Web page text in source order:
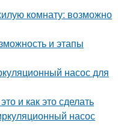
комнату: возможно
и этапы
насос для
и как это сделать
насос